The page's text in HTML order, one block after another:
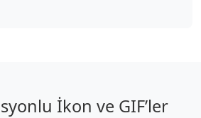
İkon ve GIF’ler